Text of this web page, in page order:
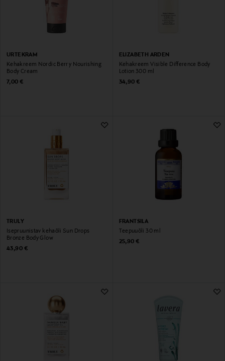
URTEKRAM
Kehakreem Nordic Berry Nourishing
Body Cream
Original Price
7,00 €
ELIZABETH ARDEN
Kehakreem Visible Difference Body
Lotion 300 ml
Original Price
34,90 €
TRULY
Isepruunistav kehaõli Sun Drops
Bronze Body Glow
Original Price
43,90 €
FRANTSILA
Teepuuõli 30 ml
Original Price
25,90 €